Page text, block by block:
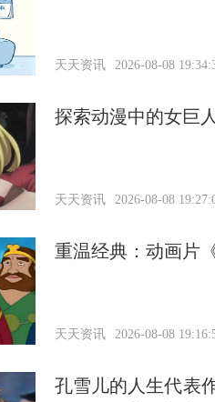
天天资讯 2026-08-08
探索动漫中的女巨
天天资讯 2026-08-08
重温经典：动画片
天天资讯 2026-08-08
孔雪儿的人生代表